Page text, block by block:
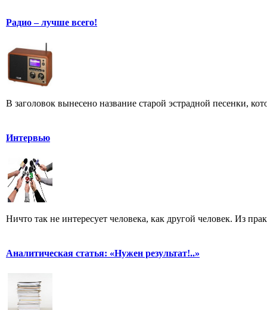
Радио – лучше всего!
В заголовок вынесено название старой эстрадной песенки,
Интервью
Ничто так не интересует человека, как другой человек. Из
Аналитическая статья: «Нужен результат!..»